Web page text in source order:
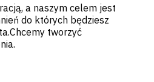
a naszym celem jest
do których będziesz
tworzyć